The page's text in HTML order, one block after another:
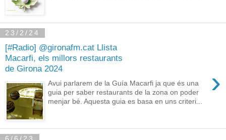
23/2/24
[#Radio] @gironafm.cat Llista
Macarfi, els millors restaurants
de Girona 2024
›
Avui parlarem de la Guía Macarfi ja que és una
guia per saber restaurants de la zona on poder
menjar bé. Aquesta guia es basa en uns criteri...